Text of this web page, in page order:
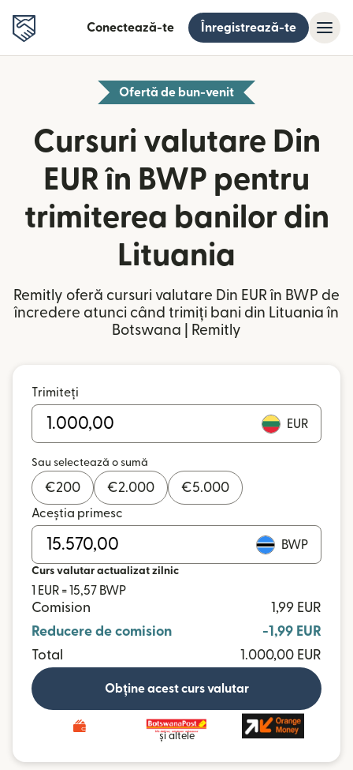
Conectează-te Înregistrează-te
Ofertă de bun-venit
Cursuri valutare Din
EUR în BWP pentru
trimiterea banilor din
Lituania
Remitly oferă cursuri valutare Din EUR în BWP de
încredere atunci când trimiți bani din Lituania în
Botswana | Remitly
Trimiteți
EUR
Sau selectează o sumă
€200 €2.000 €5.000
Aceștia primesc
BWP
Curs valutar actualizat zilnic
1 EUR = 15,57 BWP
Comision
1,99 EUR
Reducere de comision
-1,99 EUR
Total
1.000,00 EUR
Obține acest curs valutar
și altele